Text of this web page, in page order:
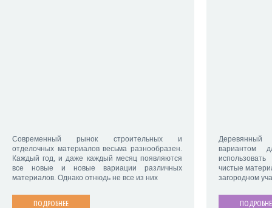
Современный рынок строительных и
отделочных материалов весьма разнообразен.
Каждый год, и даже каждый месяц появляются
все новые и новые вариации различных
материалов. Однако отнюдь не все из них
ПОДРОБНЕЕ
вариантом
чистые
загородном